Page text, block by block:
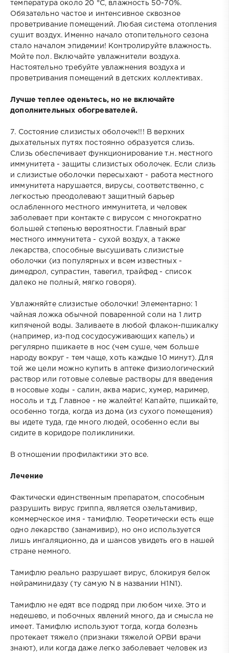
температура около 20 °С, влажность 50-70%.
Обязательно частое и интенсивное сквозное
проветривание помещений. Любая система отопления
сушит воздух. Именно начало отопительного сезона
стало началом эпидемии! Контролируйте влажность.
Мойте пол. Включайте увлажнители воздуха.
Настоятельно требуйте увлажнения воздуха и
проветривания помещений в детских коллективах.
Лучше теплее оденьтесь, но не включайте
дополнительных обогревателей.
7. Состояние слизистых оболочек!!! В верхних
дыхательных путях постоянно образуется слизь.
Слизь обеспечивает функционирование т.н. местного
иммунитета - защиты слизистых оболочек. Если слизь
и слизистые оболочки пересыхают - работа местного
иммунитета нарушается, вирусы, соответственно, с
легкостью преодолевают защитный барьер
ослабленного местного иммунитета, и человек
заболевает при контакте с вирусом с многократно
большей степенью вероятности. Главный враг
местного иммунитета - сухой воздух, а также
лекарства, способные высушивать слизистые
оболочки (из популярных и всем известных -
димедрол, супрастин, тавегил, трайфед - список
далеко не полный, мягко говоря).
Увлажняйте слизистые оболочки! Элементарно: 1
чайная ложка обычной поваренной соли на 1 литр
кипяченой воды. Заливаете в любой флакон-пшикалку
(например, из-под сосудосуживающих капель) и
регулярно пшикаете в нос (чем суше, чем больше
народу вокруг - тем чаще, хоть каждые 10 минут). Для
той же цели можно купить в аптеке физиологический
раствор или готовые солевые растворы для введения
в носовые ходы - салин, аква марис, хумер, маример,
носоль и т.д. Главное - не жалейте! Капайте, пшикайте,
особенно тогда, когда из дома (из сухого помещения)
вы идете туда, где много людей, особенно если вы
сидите в коридоре поликлиники.
В отношении профилактики это все.
Лечение
Фактически единственным препаратом, способным
разрушить вирус гриппа, является озельтамивир,
коммерческое имя - тамифлю. Теоретически есть еще
одно лекарство (занамивир), но оно используется
лишь ингаляционно, да и шансов увидеть его в нашей
стране немного.
Тамифлю реально разрушает вирус, блокируя белок
нейраминидазу (ту самую N в названии H1N1).
Тамифлю не едят все подряд при любом чихе. Это и
недешево, и побочных явлений много, да и смысла не
имеет. Тамифлю используют тогда, когда болезнь
протекает тяжело (признаки тяжелой ОРВИ врачи
знают), или когда даже легко заболевает человек из